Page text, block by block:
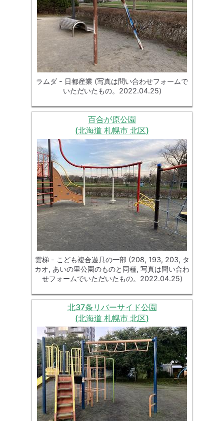
ラムダ - 日都産業 (写真は問い合わせフォームで
いただいたもの。2022.04.25)
百合が原公園
(北海道 札幌市 北区)
雲梯 - こども複合遊具の一部 (208, 193, 203, タ
カオ, あいの里公園のものと同種, 写真は問い合わ
せフォームでいただいたもの。2022.04.25)
北37条リバーサイド公園
(北海道 札幌市 北区)